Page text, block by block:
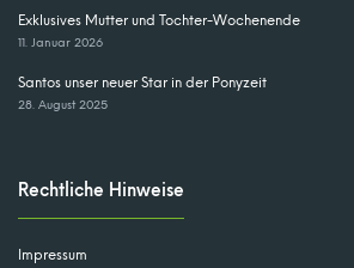
Exklusives Mutter und Tochter-Wochenende
11. Januar 2026
Santos unser neuer Star in der Ponyzeit
28. August 2025
Rechtliche Hinweise
Impressum